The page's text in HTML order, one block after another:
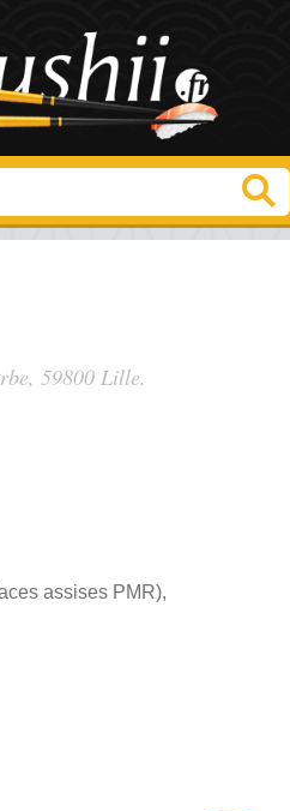
, 59800 Lille.
assises PMR),